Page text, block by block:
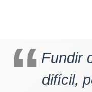
Fundir
difícil,